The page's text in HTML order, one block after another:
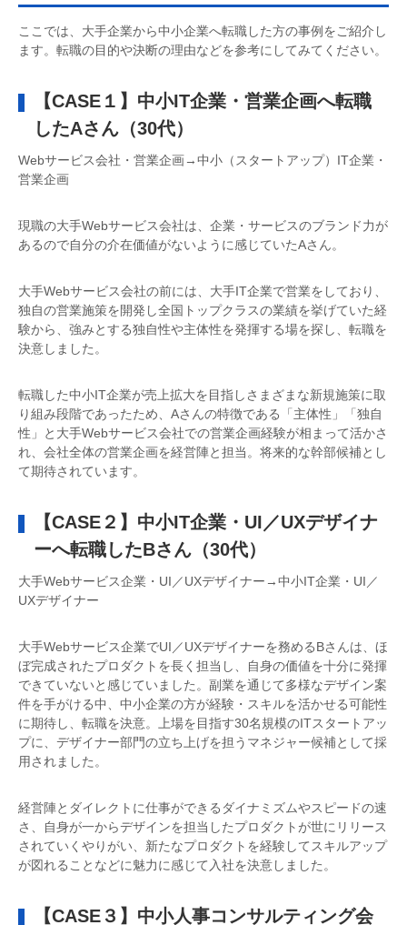
ここでは、大手企業から中小企業へ転職した方の事例をご紹介し
ます。転職の目的や決断の理由などを参考にしてみてください。
【CASE１】中小IT企業・営業企画へ転職
したAさん（30代）
Webサービス会社・営業企画→中小（スタートアップ）IT企業・
営業企画
現職の大手Webサービス会社は、企業・サービスのブランド力が
あるので自分の介在価値がないように感じていたAさん。
大手Webサービス会社の前には、大手IT企業で営業をしており、
独自の営業施策を開発し全国トップクラスの業績を挙げていた経
験から、強みとする独自性や主体性を発揮する場を探し、転職を
決意しました。
転職した中小IT企業が売上拡大を目指しさまざまな新規施策に取
り組み段階であったため、Aさんの特徴である「主体性」「独自
性」と大手Webサービス会社での営業企画経験が相まって活かさ
れ、会社全体の営業企画を経営陣と担当。将来的な幹部候補とし
て期待されています。
【CASE２】中小IT企業・UI／UXデザイナ
ーへ転職したBさん（30代）
大手Webサービス企業・UI／UXデザイナー→中小IT企業・UI／
UXデザイナー
大手Webサービス企業でUI／UXデザイナーを務めるBさんは、ほ
ぼ完成されたプロダクトを長く担当し、自身の価値を十分に発揮
できていないと感じていました。副業を通じて多様なデザイン案
件を手がける中、中小企業の方が経験・スキルを活かせる可能性
に期待し、転職を決意。上場を目指す30名規模のITスタートアッ
プに、デザイナー部門の立ち上げを担うマネジャー候補として採
用されました。
経営陣とダイレクトに仕事ができるダイナミズムやスピードの速
さ、自身が一からデザインを担当したプロダクトが世にリリース
されていくやりがい、新たなプロダクトを経験してスキルアップ
が図れることなどに魅力に感じて入社を決意しました。
【CASE３】中小人事コンサルティング会